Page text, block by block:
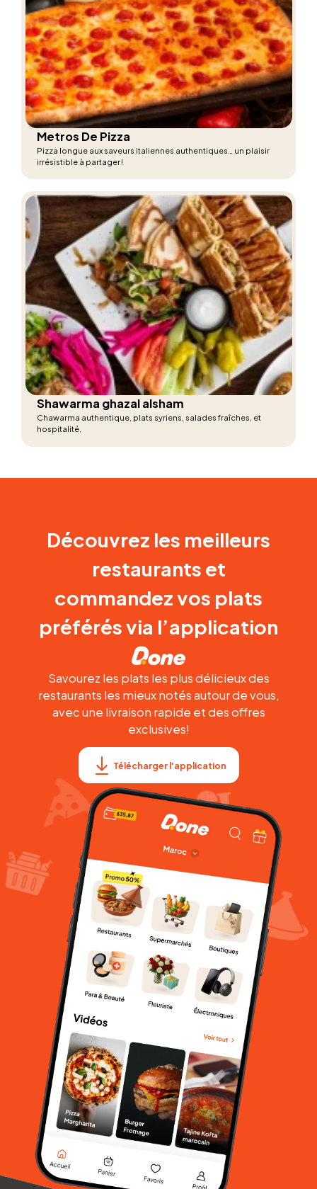
Metros De Pizza
Pizza longue aux saveurs italiennes authentiques… un plaisir
irrésistible à partager !
Shawarma ghazal alsham
Chawarma authentique, plats syriens, salades fraîches, et
hospitalité.
Découvrez les meilleurs
restaurants et
commandez vos plats
préférés via l’application
Savourez les plats les plus délicieux des
restaurants les mieux notés autour de vous,
avec une livraison rapide et des offres
exclusives!
Télécharger l'application